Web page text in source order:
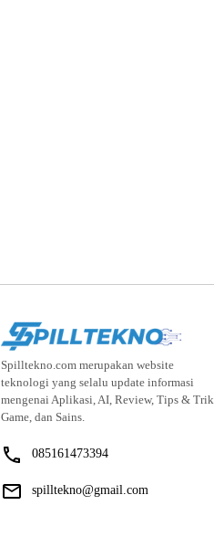
Spilltekno.com merupakan website
teknologi yang selalu update informasi
mengenai Aplikasi, AI, Review, Tips & Trik,
Game, dan Sains.
085161473394
spilltekno@gmail.com